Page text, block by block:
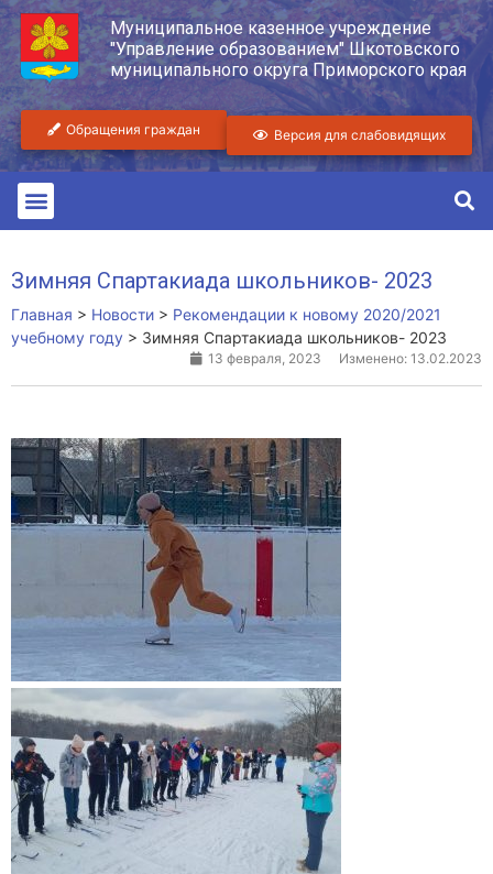
Муниципальное казенное учреждение
"Управление образованием" Шкотовского
муниципального округа Приморского края
Обращения граждан Версия для слабовидящих
Зимняя Спартакиада школьников- 2023
Главная > Новости > Рекомендации к новому 2020/2021
учебному году > Зимняя Спартакиада школьников- 2023
13 февраля, 2023 Изменено: 13.02.2023